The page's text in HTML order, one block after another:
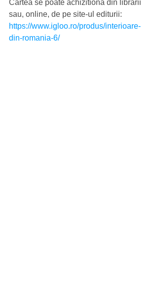
Cartea se poate achizitiona din librarii
sau, online, de pe site-ul editurii:
https://www.igloo.ro/produs/interioare-
din-romania-6/